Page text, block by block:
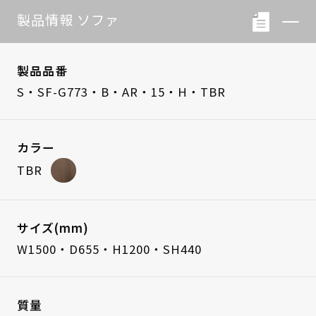
製品情報 ソファ
製品品番
S・SF-G773・B・AR・15・H・TBR
カラー
TBR
サイズ(mm)
W1500・D655・H1200・SH440
質量